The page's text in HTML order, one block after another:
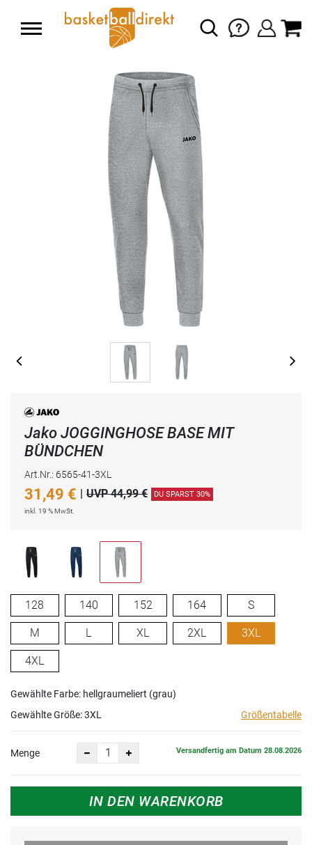
Jako JOGGINGHOSE BASE MIT
BÜNDCHEN
Art.Nr.: 6565-41-3XL
31,49 € UVP 44,99 € DU SPARST 30%
inkl. 19 % MwSt.
128 140 152 164 S
M L XL 2XL 3XL
4XL
Gewählte Farbe: hellgraumeliert (grau)
Gewählte Größe:3XL Größentabelle
Menge Versandfertig am Datum 28.08.2026
IN DEN WARENKORB